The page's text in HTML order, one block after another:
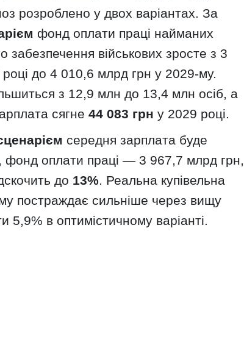
розроблено у двох варіантах. За
фонд оплати праці найманих
забезпечення військових зросте з 3
до 4 010,6 млрд грн у 2029-му.
з 12,9 млн до 13,4 млн осіб, а
сягне 44 083 грн у 2029 році.
середня зарплата буде
, фонд оплати праці — 3 967,7 млрд грн,
до 13%. Реальна купівельна
постраждає сильніше через вищу
в оптимістичному варіанті.